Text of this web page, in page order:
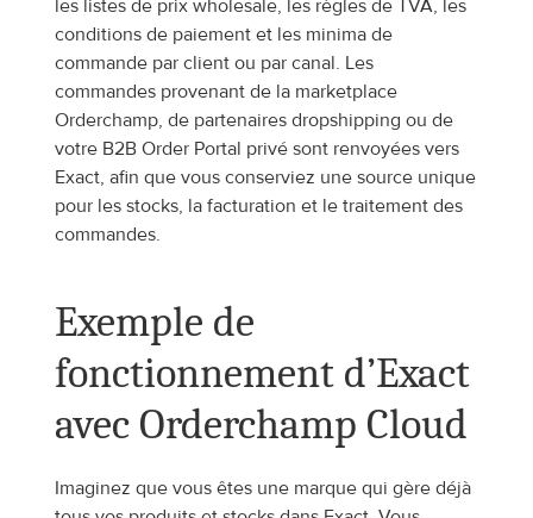
les listes de prix wholesale, les règles de TVA, les
conditions de paiement et les minima de
commande par client ou par canal. Les
commandes provenant de la marketplace
Orderchamp, de partenaires dropshipping ou de
votre B2B Order Portal privé sont renvoyées vers
Exact, afin que vous conserviez une source unique
pour les stocks, la facturation et le traitement des
commandes.
Exemple de
fonctionnement d’Exact
avec Orderchamp Cloud
Imaginez que vous êtes une marque qui gère déjà